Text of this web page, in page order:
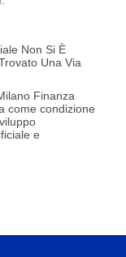
Non Si È
Una Via
Finanza
come condizione
e